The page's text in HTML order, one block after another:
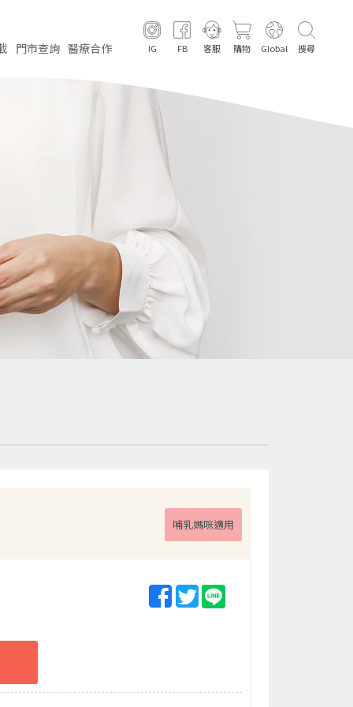
門市查詢 醫療合作 IG FB 客服 購物 Global 搜尋
哺乳媽咪適用